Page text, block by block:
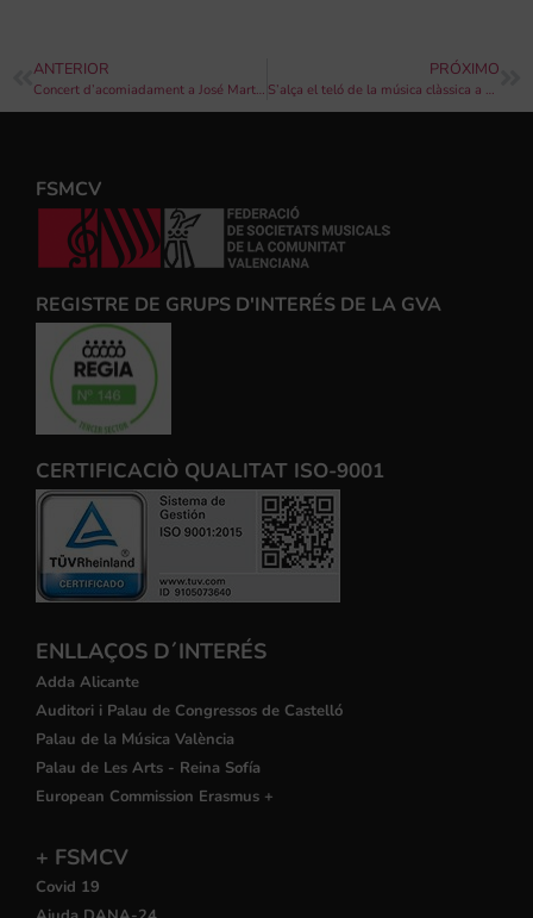
ANTERIOR
Concert d’acomiadament a José Martínez Colomina per la Banda Canalense
PRÓXIMO
S’alça el teló de la música clàssica a Peníscola
FSMCV
REGISTRE DE GRUPS D'INTERÉS DE LA GVA
CERTIFICACIÒ QUALITAT ISO-9001
ENLLAÇOS D´INTERÉS
Adda Alicante
Auditori i Palau de Congressos de Castelló
Palau de la Música València
Palau de Les Arts - Reina Sofía
European Commission Erasmus +
+ FSMCV
Covid 19